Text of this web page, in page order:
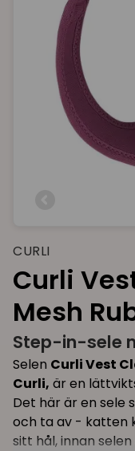
CURLI
Curli
Mesh
Step-in-sele
Selen Curli Vest
Curli, är en
Det här är en sele
och ta av - katten
sitt hål, innan